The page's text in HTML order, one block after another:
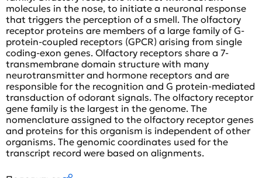
molecules in the nose, to initiate a neuronal response
that triggers the perception of a smell. The olfactory
receptor proteins are members of a large family of G-
protein-coupled receptors (GPCR) arising from single
coding-exon genes. Olfactory receptors share a 7-
transmembrane domain structure with many
neurotransmitter and hormone receptors and are
responsible for the recognition and G protein-mediated
transduction of odorant signals. The olfactory receptor
gene family is the largest in the genome. The
nomenclature assigned to the olfactory receptor genes
and proteins for this organism is independent of other
organisms. The genomic coordinates used for the
transcript record were based on alignments.